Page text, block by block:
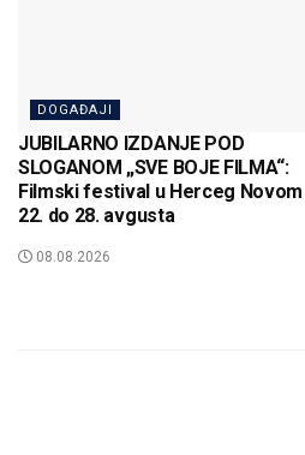
DOGAĐAJI
JUBILARNO IZDANJE POD
SLOGANOM „SVE BOJE FILMA“:
Filmski festival u Herceg
22. do 28. avgusta
08.08.2026